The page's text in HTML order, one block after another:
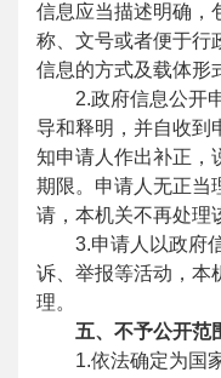
信息应当描述明确，
称、文号或者便于行
信息的方式及载体形
2.政府信息公开
导和释明，并自收到
知申请人作出补正，
期限。申请人无正当
请，本机关不再处理
3.申请人以政府
诉、举报等活动，本
理。
五、不予公开范
1.依法确定为国